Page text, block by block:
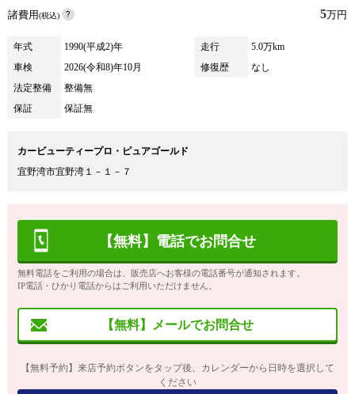
諸費用(税込) 5万円
年式 1990(平成2)年 走行
5.0万km
車検
2026(令和8)年10月 修復歴
なし
法定整備
整備無
保証
保証無
カービューティープロ・ピュアゴールド
宜野湾市宜野湾１－１－７
【無料】電話でお問合せ
無料電話をご利用の場合は、販売店へお客様の電話番号が通知されます。
IP電話・ひかり電話からはご利用いただけません。
【無料】メールでお問合せ
【無料予約】来店予約ボタンをタップ後、カレンダーから日時を選択して
ください